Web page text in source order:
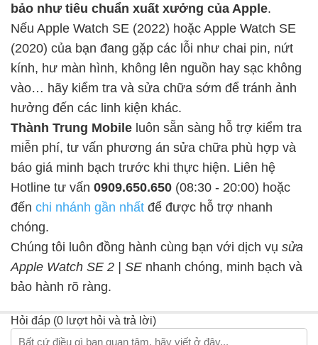
bảo như tiêu chuẩn xuất xưởng của Apple.
Nếu Apple Watch SE (2022) hoặc Apple Watch SE
(2020) của bạn đang gặp các lỗi như chai pin, nứt
kính, hư màn hình, không lên nguồn hay sạc không
vào… hãy kiểm tra và sửa chữa sớm để tránh ảnh
hưởng đến các linh kiện khác.
Thành Trung Mobile luôn sẵn sàng hỗ trợ kiểm tra
miễn phí, tư vấn phương án sửa chữa phù hợp và
báo giá minh bạch trước khi thực hiện. Liên hệ
Hotline tư vấn 0909.650.650 (08:30 - 20:00) hoặc
đến chi nhánh gần nhất để được hỗ trợ nhanh
chóng.
Chúng tôi luôn đồng hành cùng bạn với dịch vụ sửa
Apple Watch SE 2 | SE nhanh chóng, minh bạch và
bảo hành rõ ràng.
Hỏi đáp (0 lượt hỏi và trả lời)